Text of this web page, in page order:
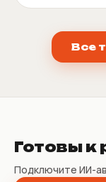
Все
Готовы к
Подключите ИИ-